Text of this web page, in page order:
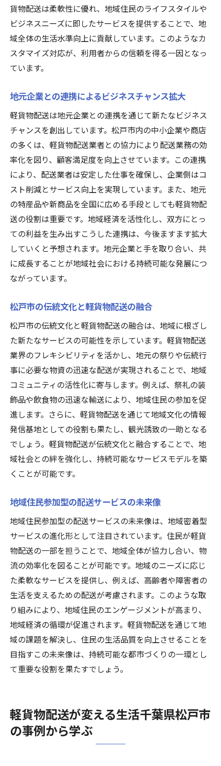
貨物配送は柔軟性に優れ、地域住民のライフスタイルや
ビジネスニーズに即したサービスを提供することで、地
域全体の生活水準向上に貢献しています。このようなカ
スタマイズ対応が、利用者からの信頼を得る一因となっ
ています。
地元企業との連携によるビジネスチャンス拡大
軽貨物配送は地元企業との連携を通じて新たなビジネス
チャンスを創出しています。松戸市内の中小企業や商店
の多くは、軽貨物配送業者との協力により配送業務の効
率化を図り、顧客満足度を向上させています。この連携
により、配送業者は安定した仕事を確保し、企業側はコ
スト削減とサービス向上を実現しています。また、地元
の特産品や新商品を全国に広める手段としても軽貨物配
送の役割は重要です。地域経済を活性化し、双方にとっ
ての利益を生み出すこうした連携は、今後ますます拡大
していくと予想されます。地元企業と手を取り合い、共
に成長することが地域社会における持続可能な発展につ
ながっています。
松戸市の伝統文化と軽貨物配送の融合
松戸市の伝統文化と軽貨物配送の融合は、地域に根ざし
た新たなサービスの可能性を示しています。軽貨物配送
業界のフレキシビリティを活かし、地元の祭りや伝統行
事に必要な物資の迅速な配送が実現されることで、地域
コミュニティの活性化に寄与します。例えば、祭礼の装
飾品や飲食物の迅速な輸送により、地域住民の参加を促
進します。さらに、軽貨物配送を通じて地域文化の情報
発信基地としての役割も果たし、観光誘致の一助となる
でしょう。軽貨物配送が伝統文化と融合することで、地
域社会との絆を強化し、持続可能なサービスモデルを築
くことが可能です。
地域住民参加型の配送サービスの未来像
地域住民参加型の配送サービスの未来像は、地域密着型
サービスの進化形として注目されています。住民が軽貨
物配送の一部を担うことで、地域全体が協力し合い、物
流の効率化を図ることが可能です。地域のニーズに応じ
た柔軟なサービスを提供し、例えば、高齢者や障害者の
生活を支えるための配送が考慮されます。このような取
り組みにより、地域住民のエンゲージメントが高まり、
地域経済の循環が促進されます。軽貨物配送を通じて地
域の課題を解決し、住民の生活品質を向上させることを
目指すこの未来像は、持続可能な都市づくりの一環とし
て重要な役割を果たすでしょう。
軽貨物配送が変える生活千葉県松戸市
の事例から学ぶ